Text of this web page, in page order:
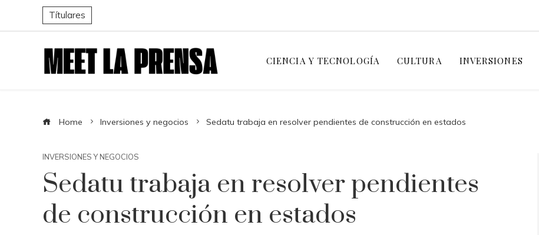
Títulares
CIENCIA Y TECNOLOGÍA CULTURA INVERSIONES
Home Inversiones y negocios Sedatu trabaja en resolver pendientes de construcción en estados
INVERSIONES Y NEGOCIOS
Sedatu trabaja en resolver pendientes
de construcción en estados